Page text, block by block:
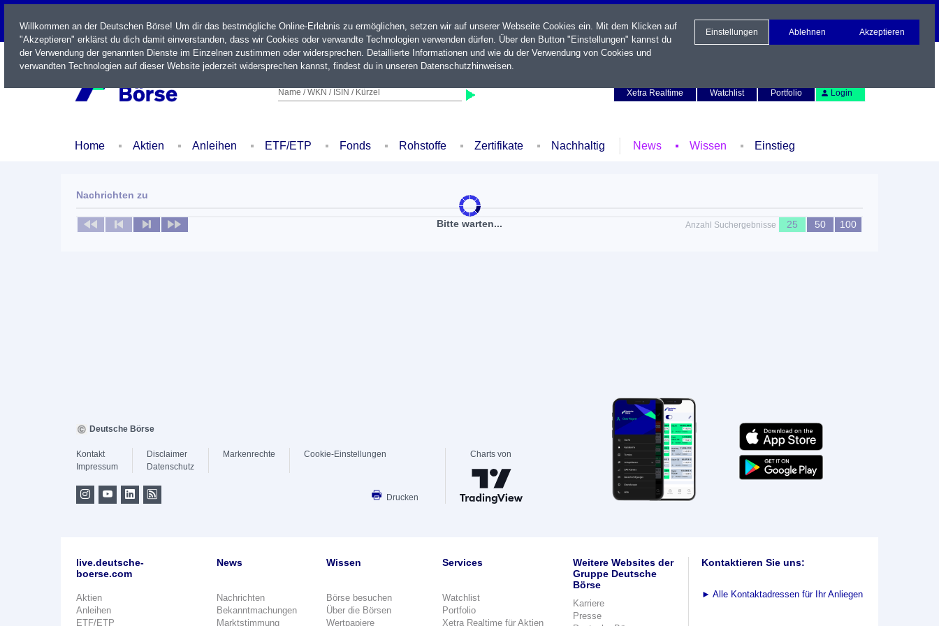
LIVE
Name / WKN / ISIN / Kürzel
Xetra Realtime
Watchlist Portfolio Login
Home Aktien Anleihen ETF/ETP Fonds Rohstoffe Zertifikate Nachhaltig News Wissen Einstieg
Bitte warten...
Nachrichten zu
Keine News verfügbar Anzahl Suchergebnisse 25 50 100
Willkommen an der Deutschen Börse! Um dir das bestmögliche Online-Erlebnis zu ermöglichen, setzen wir auf unserer Webseite Cookies ein. Mit dem Klicken auf
"Akzeptieren" erklärst du dich damit einverstanden, dass wir Cookies oder verwandte Technologien verwenden dürfen. Über den Button "Einstellungen" kannst du
der Verwendung der genannten Dienste im Einzelnen zustimmen oder widersprechen. Detaillierte Informationen und wie du der Verwendung von Cookies und
verwandten Technologien auf dieser Website jederzeit widersprechen kannst, findest du in unseren Datenschutzhinweisen.
Einstellungen Ablehnen Akzeptieren
Deutsche Börse
Kontakt
Impressum
Disclaimer
Datenschutz
Markenrechte Cookie-Einstellungen
Drucken
Charts von
live.deutsche-
boerse.com
Aktien
Anleihen
ETF/ETP
News
Nachrichten
Bekanntmachungen
Marktstimmung
Wissen
Börse besuchen
Über die Börsen
Wertpapiere
Services
Watchlist
Portfolio
Xetra Realtime für Aktien
Weitere Websites der
Gruppe Deutsche
Börse
Karriere
Presse
Kontaktieren Sie uns:
► Alle Kontaktadressen für Ihr Anliegen